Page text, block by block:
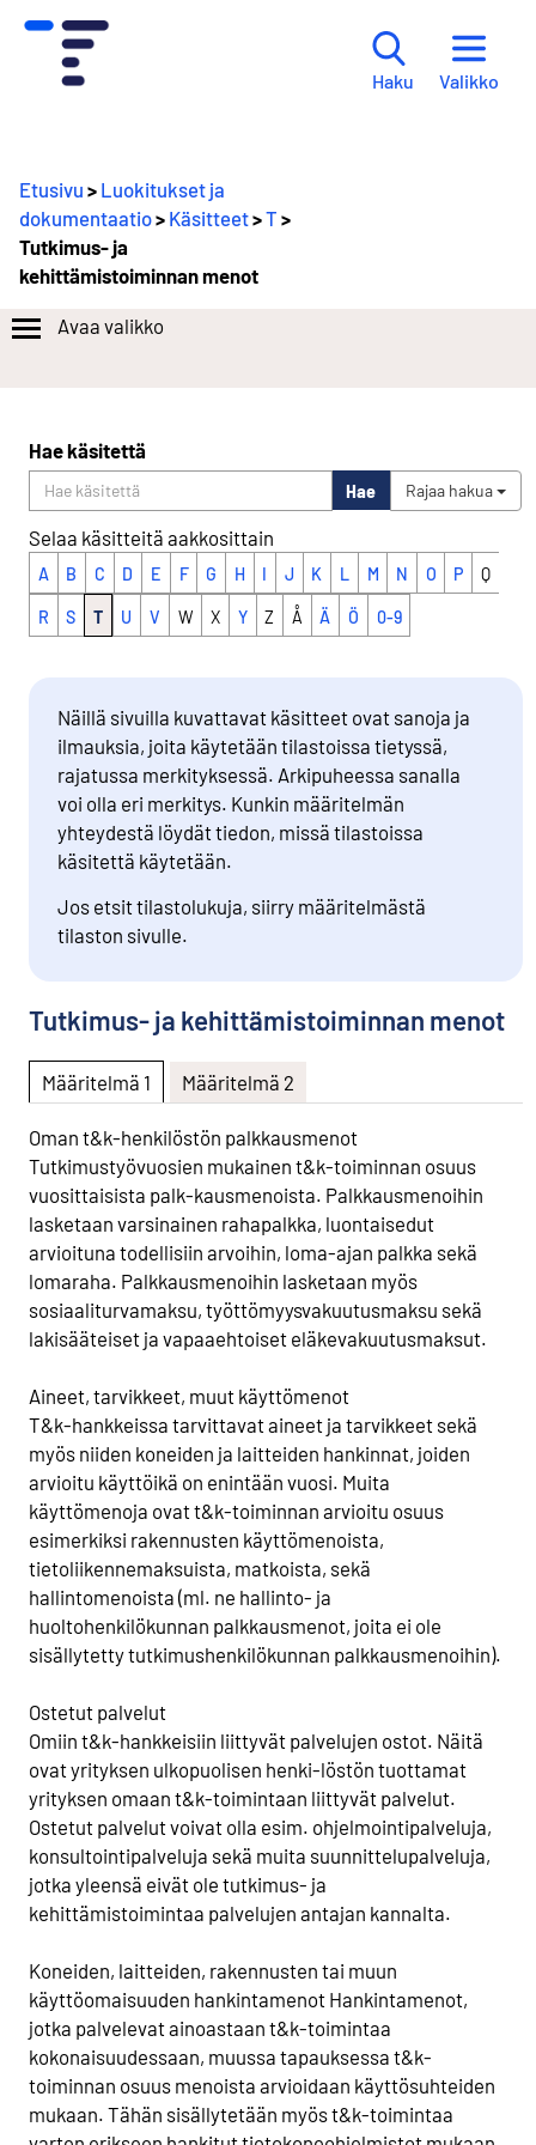
Haku Valikko
Etusivu > Luokitukset ja
dokumentaatio> Käsitteet>T >
Tutkimus- ja
kehittämistoiminnan menot
Avaa valikko
Hae käsitettä
Hae Rajaa hakua
Selaa käsitteitä aakkosittain
A B C D E F G H I J K L M N O P Q
R S T U V W X Y Z Å Ä Ö 0-9
Näillä sivuilla kuvattavat käsitteet ovat sanoja ja
ilmauksia, joita käytetään tilastoissa tietyssä,
rajatussa merkityksessä. Arkipuheessa sanalla
voi olla eri merkitys. Kunkin määritelmän
yhteydestä löydät tiedon, missä tilastoissa
käsitettä käytetään.
Jos etsit tilastolukuja, siirry määritelmästä
tilaston sivulle.
Tutkimus- ja kehittämistoiminnan menot
Määritelmä 1 Määritelmä 2
Oman t&k-henkilöstön palkkausmenot
Tutkimustyövuosien mukainen t&k-toiminnan osuus
vuosittaisista palk-kausmenoista. Palkkausmenoihin
lasketaan varsinainen rahapalkka, luontaisedut
arvioituna todellisiin arvoihin, loma-ajan palkka sekä
lomaraha. Palkkausmenoihin lasketaan myös
sosiaaliturvamaksu, työttömyysvakuutusmaksu sekä
lakisääteiset ja vapaaehtoiset eläkevakuutusmaksut.
Aineet, tarvikkeet, muut käyttömenot
T&k-hankkeissa tarvittavat aineet ja tarvikkeet sekä
myös niiden koneiden ja laitteiden hankinnat, joiden
arvioitu käyttöikä on enintään vuosi. Muita
käyttömenoja ovat t&k-toiminnan arvioitu osuus
esimerkiksi rakennusten käyttömenoista,
tietoliikennemaksuista, matkoista, sekä
hallintomenoista (ml. ne hallinto- ja
huoltohenkilökunnan palkkausmenot, joita ei ole
sisällytetty tutkimushenkilökunnan palkkausmenoihin).
Ostetut palvelut
Omiin t&k-hankkeisiin liittyvät palvelujen ostot. Näitä
ovat yrityksen ulkopuolisen henki-löstön tuottamat
yrityksen omaan t&k-toimintaan liittyvät palvelut.
Ostetut palvelut voivat olla esim. ohjelmointipalveluja,
konsultointipalveluja sekä muita suunnittelupalveluja,
jotka yleensä eivät ole tutkimus- ja
kehittämistoimintaa palvelujen antajan kannalta.
Koneiden, laitteiden, rakennusten tai muun
käyttöomaisuuden hankintamenot Hankintamenot,
jotka palvelevat ainoastaan t&k-toimintaa
kokonaisuudessaan, muussa tapauksessa t&k-
toiminnan osuus menoista arvioidaan käyttösuhteiden
mukaan. Tähän sisällytetään myös t&k-toimintaa